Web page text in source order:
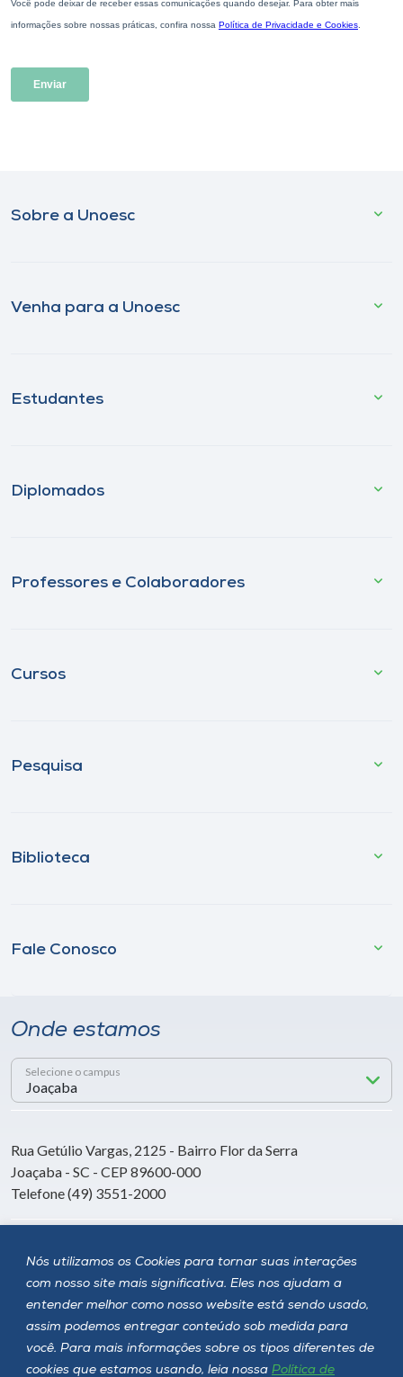
Nós utilizamos os Cookies para tornar suas interações
com nosso site mais significativa. Eles nos ajudam a
entender melhor como nosso website está sendo usado,
assim podemos entregar conteúdo sob medida para
você. Para mais informações sobre os tipos diferentes de
cookies que estamos usando, leia nossa Política de
Sobre a Unoesc
Venha para a Unoesc
Estudantes
Diplomados
Professores e Colaboradores
Cursos
Pesquisa
Biblioteca
Fale Conosco
Onde estamos
Selecione o campus
Rua Getúlio Vargas, 2125 - Bairro Flor da Serra
Joaçaba - SC - CEP 89600-000
Telefone (49) 3551-2000
Siga a Unoesc